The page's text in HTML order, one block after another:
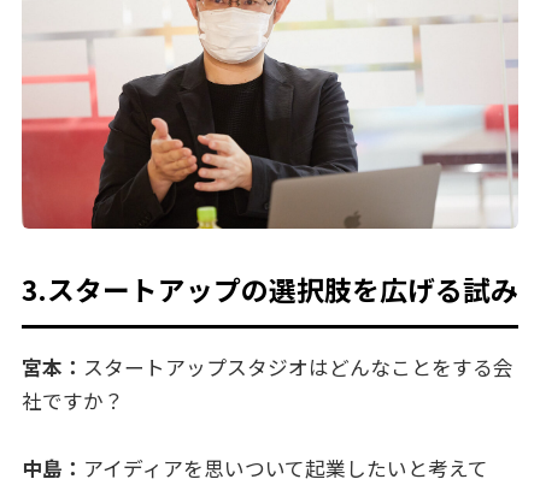
3.スタートアップの選択肢を広げる試み
宮本： スタートアップスタジオはどんなことをする会
社ですか？
中島： アイディアを思いついて起業したいと考えて